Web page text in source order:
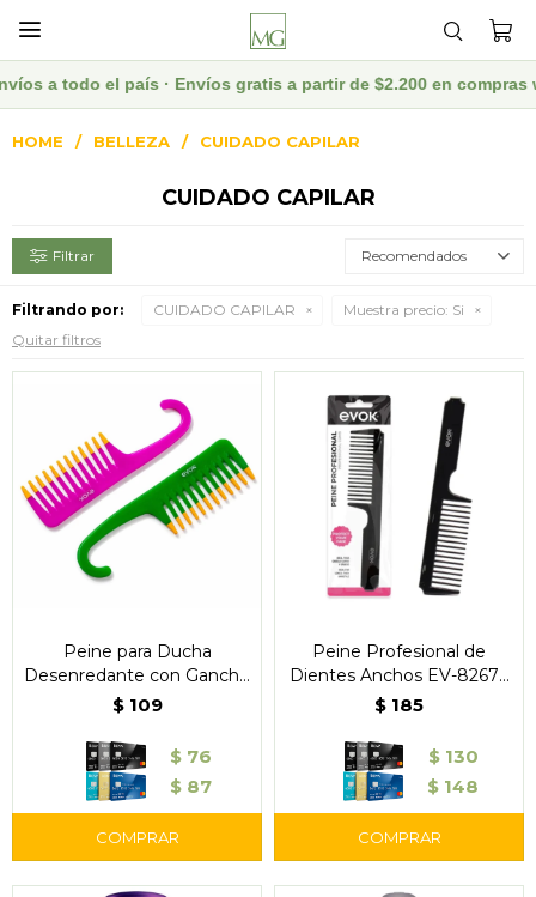

país · Envíos gratis a partir de $2.200 en compras web ·
HOME BELLEZA CUIDADO CAPILAR
CUIDADO CAPILAR
Recomendados
Filtrando por: CUIDADO CAPILAR Muestra precio: Si
Quitar filtros
Peine para Ducha
Desenredante con Gancho
- Evok
$ 109
$ 76
$ 87
Peine Profesional de
Dientes Anchos EV-8267 -
Evok
$ 185
$ 130
$ 148